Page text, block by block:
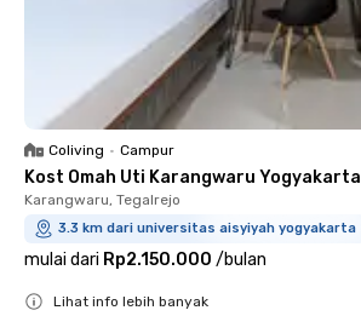
Coliving • Campur
Kost Omah Uti Karangwaru Yogyakarta
Karangwaru, Tegalrejo
3.3 km dari universitas aisyiyah yogyakarta
mulai dari Rp2.150.000 /bulan
Lihat info lebih banyak